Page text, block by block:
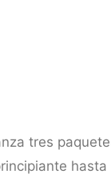
tres
hasta